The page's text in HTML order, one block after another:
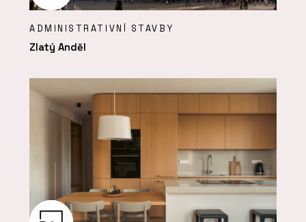
ADMINISTRATIVNÍ STAVBY
Zlatý Anděl